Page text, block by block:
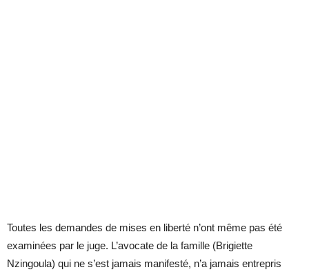
Toutes les demandes de mises en liberté n’ont même pas été
examinées par le juge. L’avocate de la famille (Brigiette
Nzingoula) qui ne s’est jamais manifesté, n’a jamais entrepris